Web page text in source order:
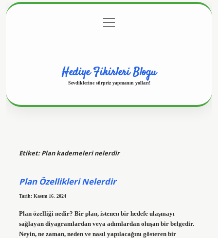
Gizlilik Politikası
menüyü
aç
Hediye Fikirleri Blogu
Sevdiklerine sürpriz yapmanın yolları!
Etiket:Plan kademeleri nelerdir
Plan Özellikleri Nelerdir
Tarih: Kasım 16, 2024
Plan özelliği nedir? Bir plan, istenen bir hedefe ulaşmayı
sağlayan diyagramlardan veya adımlardan oluşan bir belgedir.
Neyin, ne zaman, neden ve nasıl yapılacağını gösteren bir